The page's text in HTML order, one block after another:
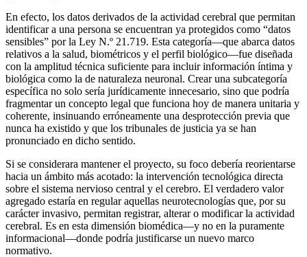
En efecto, los datos derivados de la actividad cerebral que permitan
identificar a una persona se encuentran ya protegidos como “datos
sensibles” por la Ley N.º 21.719. Esta categoría—que abarca datos
relativos a la salud, biométricos y el perfil biológico―fue diseñada
con la amplitud técnica suficiente para incluir información íntima y
biológica como la de naturaleza neuronal. Crear una subcategoría
específica no solo sería jurídicamente innecesario, sino que podría
fragmentar un concepto legal que funciona hoy de manera unitaria y
coherente, insinuando erróneamente una desprotección previa que
nunca ha existido y que los tribunales de justicia ya se han
pronunciado en dicho sentido.
Si se considerara mantener el proyecto, su foco debería reorientarse
hacia un ámbito más acotado: la intervención tecnológica directa
sobre el sistema nervioso central y el cerebro. El verdadero valor
agregado estaría en regular aquellas neurotecnologías que, por su
carácter invasivo, permitan registrar, alterar o modificar la actividad
cerebral. Es en esta dimensión biomédica―y no en la puramente
informacional―donde podría justificarse un nuevo marco
normativo.